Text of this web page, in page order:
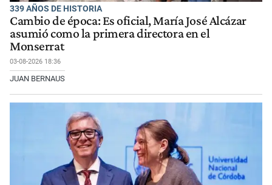
339 AÑOS DE HISTORIA
Cambio de época: Es oficial, María José Alcázar
asumió como la primera directora en el
Monserrat
03-08-2026 18:36
JUAN BERNAUS